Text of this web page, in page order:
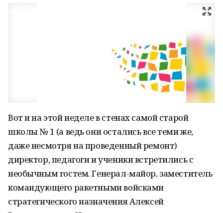
Вот и на этой неделе в стенах самой старой
школы № 1 (а ведь они остались все теми же,
даже несмотря на проведенный ремонт)
директор, педагоги и ученики встретились с
необычным гостем. Генерал-майор, заместитель
командующего ракетными войсками
стратегического назначения Алексей